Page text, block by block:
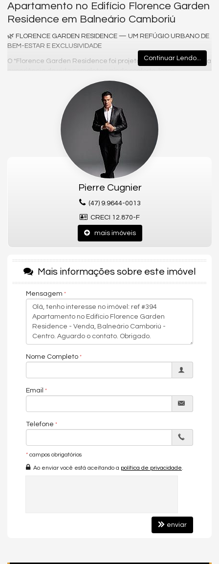
Apartamento no Edifício Florence Garden
Residence em Balneário Camboriú
🌿 FLORENCE GARDEN RESIDENCE — UM REFÚGIO URBANO DE
BEM-ESTAR E EXCLUSIVIDADE
O *Florence Garden Residence foi projetado para oferecer uma
experiência de vida completa, unindo conforto, lazer,
segurança e uma localização privilegiada em Balneário
Camboriú. Um empreendimento que eleva a rotina a um novo
patamar e transforma cada dia em algo especial.
🌅 VISTA DESLUMBRANTE E UM NOVO JEITO DE VIVER
BALNEÁRIO CAMBORIÚ
A beleza cosmopolita da cidade se mistura à exclusividade dos
espaços do Florence Garden.
De dentro do apartamento, o morador desfruta de um **ângulo
excepcional para o pôr do sol**, permitindo contemplar
momentos únicos em um habitat criado para inspirar bem-
🏊 LAZER COM 1.172 m² — AMBIENTES PARA MOMENTOS
O pavimento de lazer é completo, moderno e planejado para
todas as idades. A estrutura une áreas cobertas amplas com
Destaques do lazer:
Piscina adulto
Piscina infantil
Espelho d’água
Sauna seca
Solarium
Salão gourmet
Pub com jogos
Academia totalmente equipada
🛡️ SEGURANÇA, PRATICIDADE E CONFORTO EM CADA DETALHE
O Florence Garden Residence foi idealizado pensando no bem-
Continuar Lendo...
Pierre Cugnier
(47) 9.9644-0013
CRECI 12.870-F
mais imóveis
Mais informações sobre este imóvel
Mensagem
Nome Completo
Email
Telefone
* campos obrigatórios
Ao enviar você está aceitando a política de privacidade
enviar